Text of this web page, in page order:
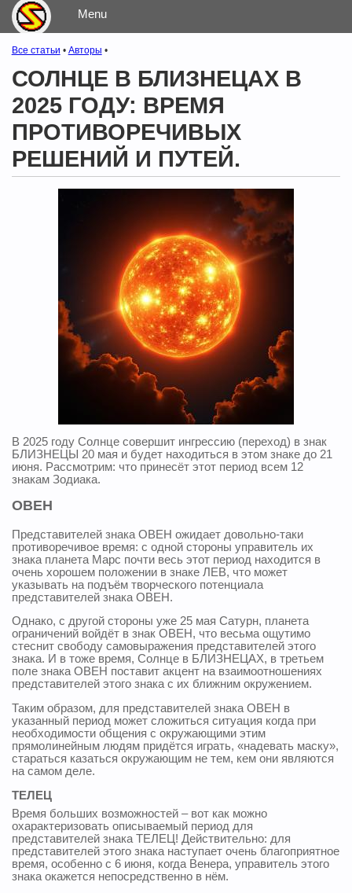
Все статьи Авторы
СОЛНЦЕ В БЛИЗНЕЦАХ В
2025 ГОДУ: ВРЕМЯ
ПРОТИВОРЕЧИВЫХ
РЕШЕНИЙ И ПУТЕЙ.
В 2025 году Солнце совершит ингрессию (переход) в знак
БЛИЗНЕЦЫ 20 мая и будет находиться в этом знаке до 21
июня. Рассмотрим: что принесёт этот период всем 12
знакам Зодиака.
ОВЕН
Представителей знака ОВЕН ожидает довольно-таки
противоречивое время: с одной стороны управитель их
знака планета Марс почти весь этот период находится в
очень хорошем положении в знаке ЛЕВ, что может
указывать на подъём творческого потенциала
представителей знака ОВЕН.
Однако, с другой стороны уже 25 мая Сатурн, планета
ограничений войдёт в знак ОВЕН, что весьма ощутимо
стеснит свободу самовыражения представителей этого
знака. И в тоже время, Солнце в БЛИЗНЕЦАХ, в третьем
поле знака ОВЕН поставит акцент на взаимоотношениях
представителей этого знака с их ближним окружением.
Таким образом, для представителей знака ОВЕН в
указанный период может сложиться ситуация когда при
необходимости общения с окружающими этим
прямолинейным людям придётся играть, «надевать маску»,
стараться казаться окружающим не тем, кем они являются
на самом деле.
ТЕЛЕЦ
Время больших возможностей – вот как можно
охарактеризовать описываемый период для
представителей знака ТЕЛЕЦ! Действительно: для
представителей этого знака наступает очень благоприятное
время, особенно с 6 июня, когда Венера, управитель этого
знака окажется непосредственно в нём.